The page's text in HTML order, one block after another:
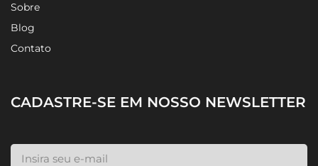
Sobre
Blog
Contato
CADASTRE-SE EM NOSSO NEWSLETTER